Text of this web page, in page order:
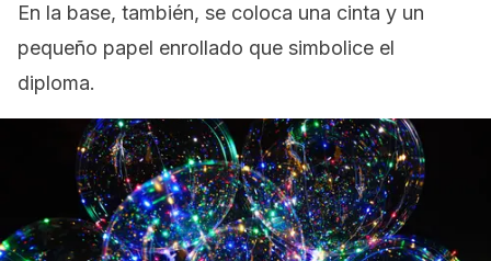
En la base, también, se coloca una cinta y un
pequeño papel enrollado que simbolice el
diploma.